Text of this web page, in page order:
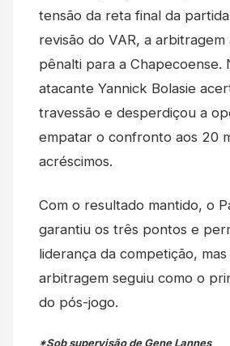
tensão da reta final da
revisão do VAR, a arbitragem
pênalti para a Chapecoense.
atacante Yannick Bolasie
travessão e desperdiçou a
empatar o confronto aos 20
acréscimos.
Com o resultado mantido, o
garantiu os três pontos e
liderança da competição,
arbitragem seguiu como o
do pós-jogo.
*Sob supervisão de Gene Lannes